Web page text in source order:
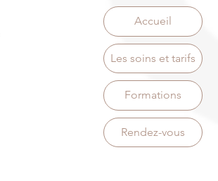
Accueil
Les soins et tarifs
Formations
Rendez-vous